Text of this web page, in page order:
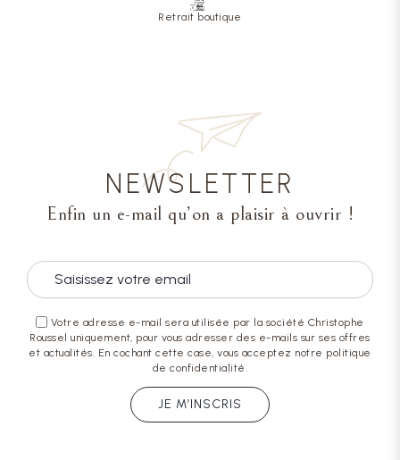
Retrait boutique
NEWSLETTER
Enfin un e-mail qu’on a plaisir à ouvrir !
Votre adresse e-mail sera utilisée par la société Christophe
Roussel uniquement, pour vous adresser des e-mails sur ses offres
et actualités. En cochant cette case, vous acceptez notre politique
de confidentialité.
JE M’INSCRIS